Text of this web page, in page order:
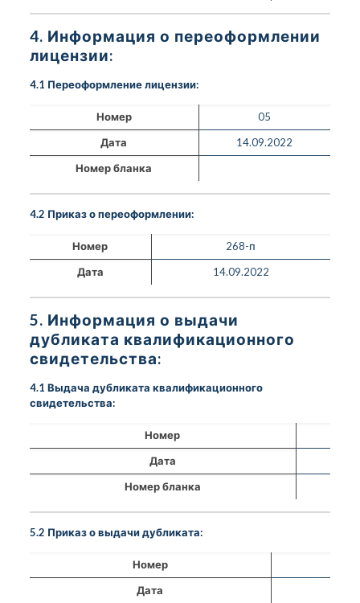
4. Информация о переоформлении
лицензии:
4.1 Переоформление лицензии:
Номер
05
Дата
14.09.2022
Номер бланка
4.2 Приказ о переоформлении:
Номер
268-п
Дата
14.09.2022
5. Информация о выдачи
дубликата квалификационного
свидетельства:
4.1 Выдача дубликата квалификационного
свидетельства:
Номер
Дата
Номер бланка
5.2 Приказ о выдачи дубликата:
Номер
Дата